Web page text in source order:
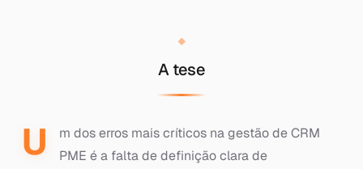
A tese
U
m dos erros mais críticos na gestão de CRM
PME é a falta de definição clara de